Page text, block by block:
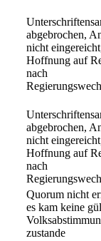
abgebrochen,
nicht
Hoffnung auf
nach
abgebrochen,
nicht
Hoffnung auf
nach
Quorum nicht
es kam keine
zustande